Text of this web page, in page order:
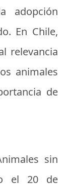
adopción
En Chile,
relevancia
animales
de
sin
el 20 de